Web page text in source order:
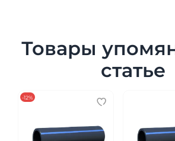
Товары
статье
-12%